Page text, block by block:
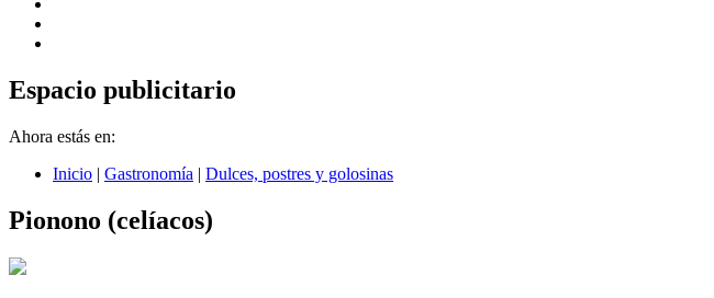
Espacio publicitario
Ahora estás en:
Inicio | Gastronomía | Dulces, postres y golosinas
Pionono (celíacos)